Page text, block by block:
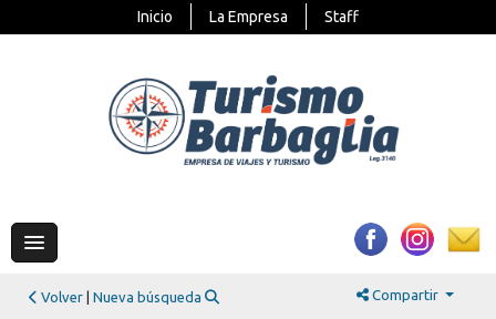
Inicio La Empresa Staff
Volver |Nueva búsqueda Compartir